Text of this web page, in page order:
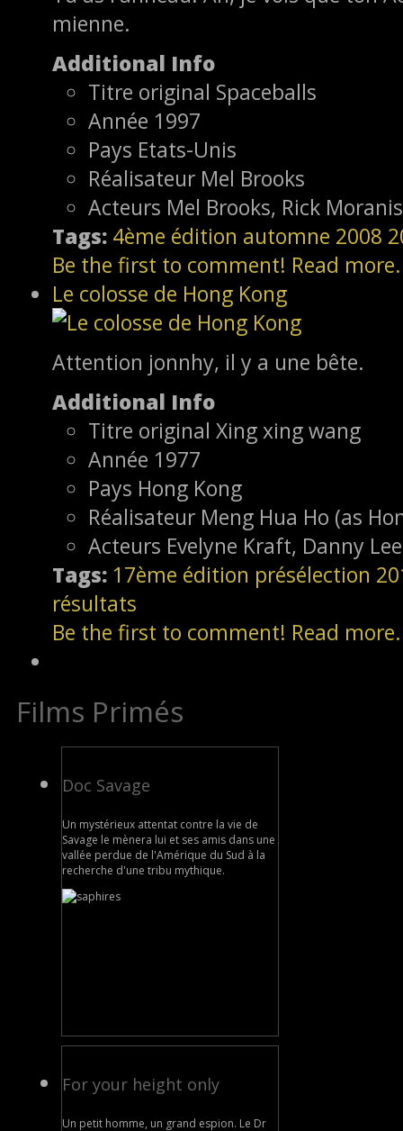
mienne.
Additional Info
Titre original Spaceballs
Année 1997
Pays Etats-Unis
Réalisateur Mel Brooks
Acteurs Mel Brooks, Rick
Tags: 4ème édition automne 2008
Be the first to comment! Read
Le colosse de Hong Kong
Attention jonnhy, il y a une bête.
Additional Info
Titre original Xing xing wang
Année 1977
Pays Hong Kong
Réalisateur Meng Hua Ho (as
Acteurs Evelyne Kraft, Danny
Tags: 17ème édition présélection
résultats
Be the first to comment! Read
Films Primés
Doc Savage
Un mystérieux attentat contre la vie de
Savage le mènera lui et ses amis dans une
vallée perdue de l'Amérique du Sud à la
recherche d'une tribu mythique.
For your height only
Un petit homme, un grand espion. Le Dr